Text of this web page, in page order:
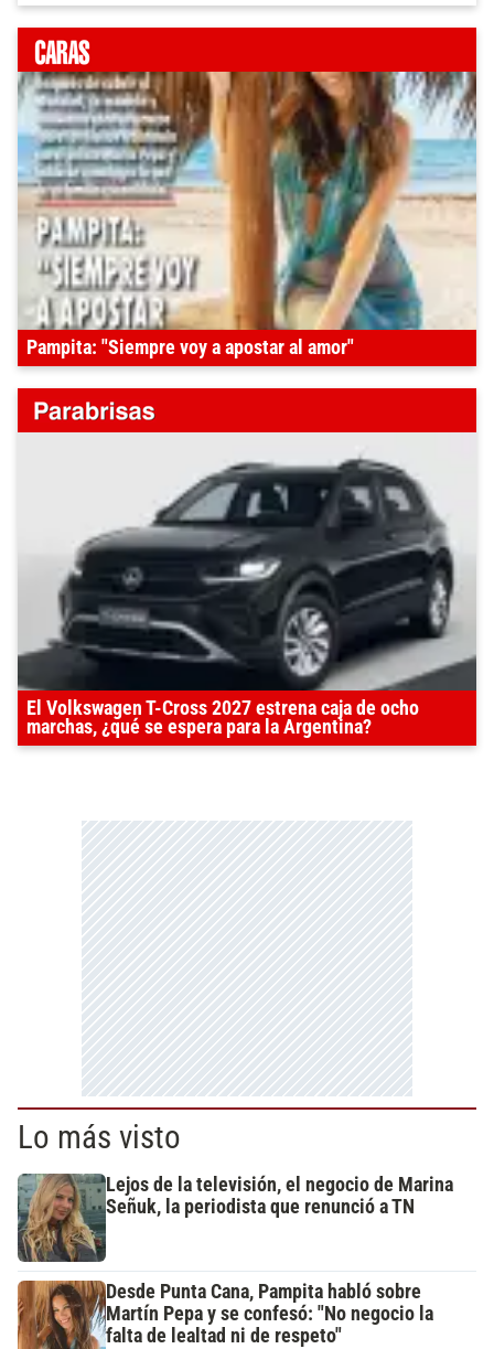
Pampita: "Siempre voy a apostar al amor"
El Volkswagen T-Cross 2027 estrena caja de ocho
marchas, ¿qué se espera para la Argentina?
Lo más visto
Lejos de la televisión, el negocio de Marina
Señuk, la periodista que renunció a TN
Desde Punta Cana, Pampita habló sobre
Martín Pepa y se confesó: "No negocio la
falta de lealtad ni de respeto"